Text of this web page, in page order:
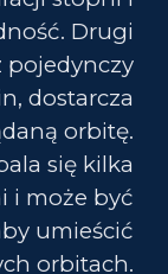
Drugi
pojedynczy
dostarcza
orbitę.
się kilka
i może być
umieścić
orbitach.